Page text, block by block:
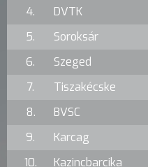
4.
DVTK
5.
Soroksár
6.
Szeged
7.
Tiszakécske
8.
BVSC
9.
Karcag
10.
Kazincbarcika